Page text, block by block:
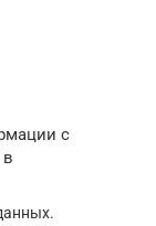
с
в